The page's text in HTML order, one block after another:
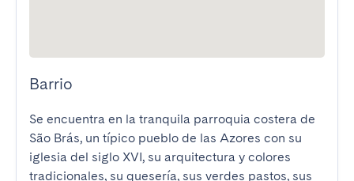
Barrio
Se encuentra en la tranquila parroquia costera de
São Brás, un típico pueblo de las Azores con su
iglesia del siglo XVI, su arquitectura y colores
tradicionales, su quesería, sus verdes pastos, sus